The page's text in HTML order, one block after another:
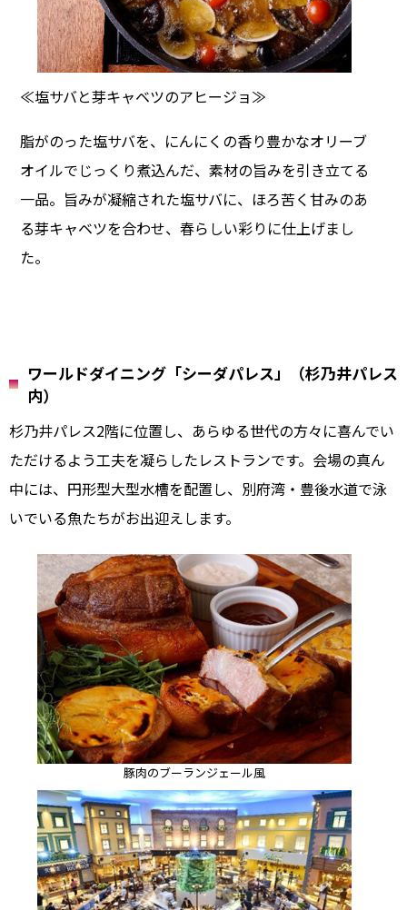
≪塩サバと芽キャベツのアヒージョ≫
脂がのった塩サバを、にんにくの香り豊かなオリーブ
オイルでじっくり煮込んだ、素材の旨みを引き立てる
一品。旨みが凝縮された塩サバに、ほろ苦く甘みのあ
る芽キャベツを合わせ、春らしい彩りに仕上げまし
た。
ワールドダイニング「シーダパレス」（杉乃井パレス
内）
杉乃井パレス2階に位置し、あらゆる世代の方々に喜んでい
ただけるよう工夫を凝らしたレストランです。会場の真ん
中には、円形型大型水槽を配置し、別府湾・豊後水道で泳
いでいる魚たちがお出迎えします。
豚肉のブーランジェール風